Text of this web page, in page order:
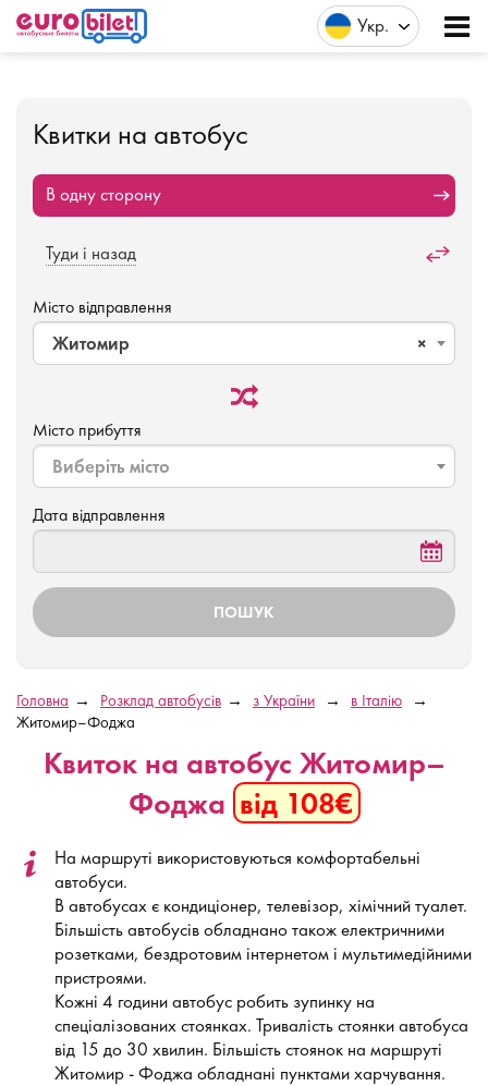
Укр
Квитки на автобус
В одну сторону
Туди і назад
Місто відправлення
×
Житомир
Місто прибуття
Виберіть місто
Дата відправлення
Головна Розклад автобусів з України
в Італію
Житомир–Фоджа
Квиток на автобус Житомир–
Фоджа від 108€
На маршруті використовуються комфортабельні
автобуси.
В автобусах є кондиціонер, телевізор, хімічний туалет.
Більшість автобусів обладнано також електричними
розетками, бездротовим інтернетом і мультимедійними
пристроями.
Кожні 4 години автобус робить зупинку на
спеціалізованих стоянках. Тривалість стоянки автобуса
від 15 до 30 хвилин. Більшість стоянок на маршруті
Житомир - Фоджа обладнані пунктами харчування.